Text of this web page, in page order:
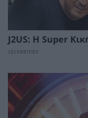
J2US: Η Super
CELEBRITIES